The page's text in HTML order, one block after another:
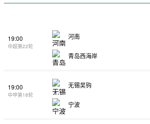
19:00
中超第22轮
河南
青岛西海岸
19:00
中甲第18轮
无锡吴钩
宁波